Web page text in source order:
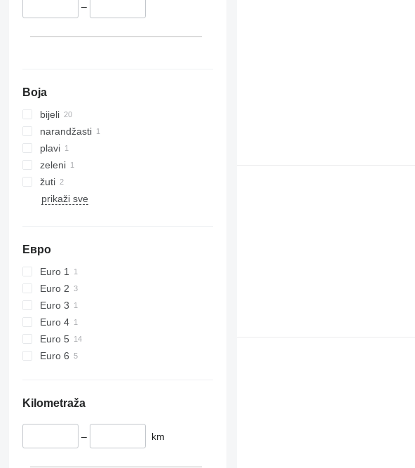
–
Boja
bijeli
narandžasti
plavi
zeleni
žuti
prikaži sve
Евро
Euro 1
Euro 2
Euro 3
Euro 4
Euro 5
Euro 6
Kilometraža
– km